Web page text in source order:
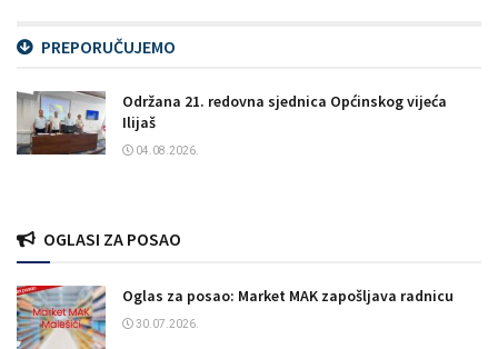
PREPORUČUJEMO
Održana 21. redovna sjednica Općinskog vijeća
Ilijaš
04.08.2026.
OGLASI ZA POSAO
Oglas za posao: Market MAK zapošljava radnicu
30.07.2026.